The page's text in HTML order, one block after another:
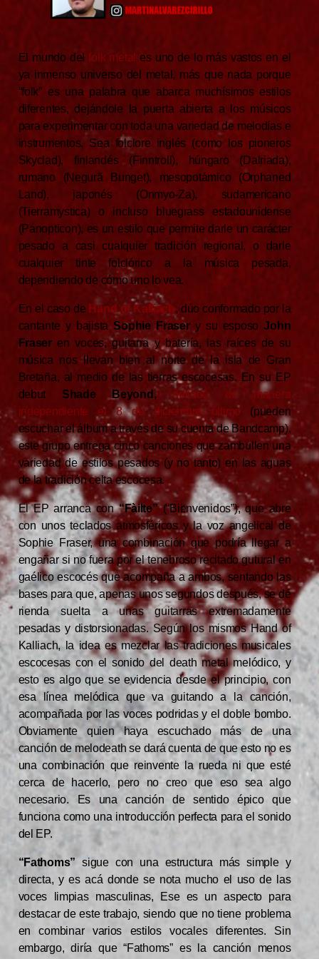
El mundo delfolk metal es uno de lo más vastos en el
ya inmenso universo del metal, más que nada porque
“folk” es una palabra que abarca muchísimos estilos
diferentes, dejándole la puerta abierta a los músicos
para experimentar con toda una variedad de melodías e
instrumentos. Sea folclore inglés (como los pioneros
Skyclad), finlandés (Finntroll), húngaro (Dalriada),
rumano (Negură Bunget), mesopotámico (Orphaned
Land), japonés (Onmyo-Za), sudamericano
(Tierramystica) o incluso bluegrass estadounidense
(Panopticon), es un estilo que permite darle un carácter
pesado a casi cualquier tradición regional, o darle
cualquier tinte folclórico a la música pesada,
dependiendo de cómo uno lo vea.
En el caso de Hand of Kalliach, dúo conformado por la
cantante y bajistaSophie Frasery su esposoJohn
Fraseren voces, guitarra y batería, las raíces de su
música nos llevan bien al norte de la isla de Gran
Bretaña, al medio de las tierras escocesas. En su EP
debut Shade Beyond , editado de manera
independiente el 8 de diciembre último (pueden
escuchar el álbum a través de su cuenta de Bandcamp),
este grupo entrega cinco canciones que zambullen una
variedad de estilos pesados (y no tanto) en las aguas
de la tradición celta escocesa.
El EP arranca con“Fàilte”(“Bienvenidos”), que abre
con unos teclados atmosféricos y la voz angelical de
Sophie Fraser, una combinación que podría llegar a
engañar si no fuera por el tenebroso recitado gutural en
gaélico escocés que acompaña a ambos, sentando las
bases para que, apenas unos segundos después, se dé
rienda suelta a unas guitarras extremadamente
pesadas y distorsionadas. Según los mismos Hand of
Kalliach, la idea es mezclar las tradiciones musicales
escocesas con el sonido del death metal melódico, y
esto es algo que se evidencia desde el principio, con
esa línea melódica que va guitando a la canción,
acompañada por las voces podridas y el doble bombo.
Obviamente quien haya escuchado más de una
canción de melodeath se dará cuenta de que esto no es
una combinación que reinvente la rueda ni que esté
cerca de hacerlo, pero no creo que eso sea algo
necesario. Es una canción de sentido épico que
funciona como una introducción perfecta para el sonido
del EP.
“Fathoms” sigue con una estructura más simple y
directa, y es acá donde se nota mucho el uso de las
voces limpias masculinas, Ese es un aspecto para
destacar de este trabajo, siendo que no tiene problema
en combinar varios estilos vocales diferentes. Sin
embargo, diría que “Fathoms” es la canción menos